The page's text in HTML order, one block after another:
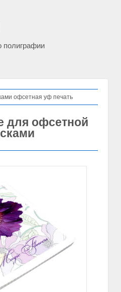
полиграфии
офсетная уф печать
для офсетной